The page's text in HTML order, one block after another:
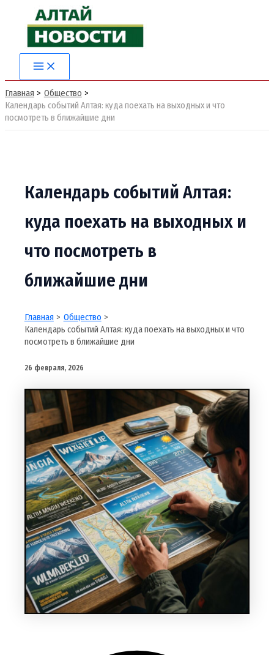
содержимому
Main
Menu
Главная
Общество
Календарь событий Алтая: куда поехать на выходных и что
посмотреть в ближайшие дни
Календарь событий Алтая:
куда поехать на выходных и
что посмотреть в
ближайшие дни
Главная
Общество
Календарь событий Алтая: куда поехать на выходных и что
посмотреть в ближайшие дни
26 февраля, 2026